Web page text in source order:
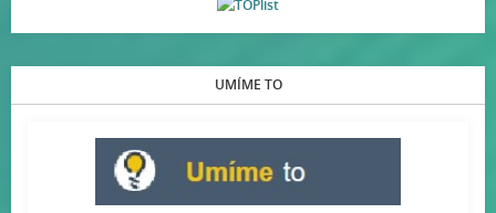
UMÍME TO